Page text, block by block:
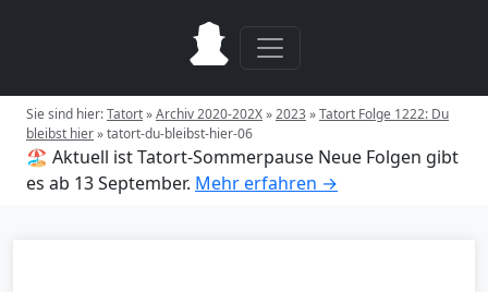
Sie sind hier:Tatort»Archiv 2020-202X»2023»Tatort Folge 1222: Du
bleibst hier»tatort-du-bleibst-hier-06
🏖️ Aktuell ist Tatort-Sommerpause Neue Folgen gibt
es ab 13 September. Mehr erfahren →